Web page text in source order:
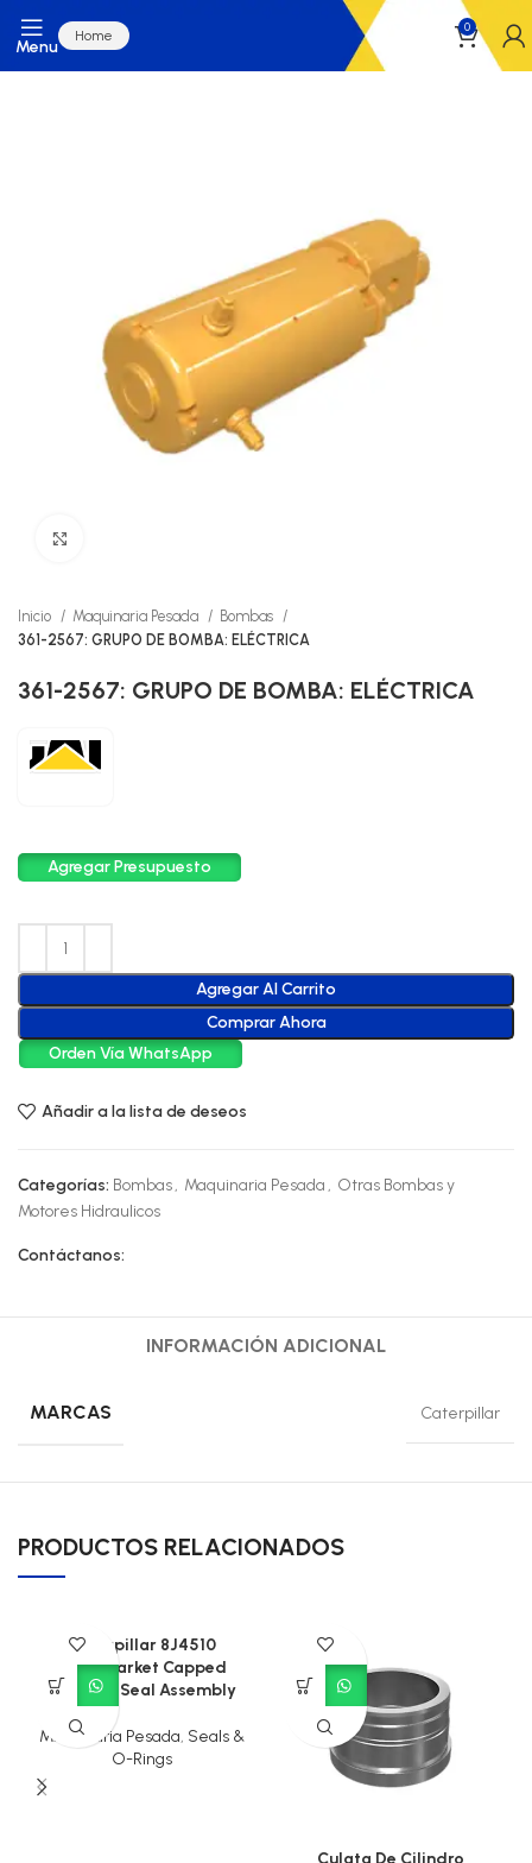
Menu
Home
0
Inicio Maquinaria Pesada
Bombas
361-2567: GRUPO DE BOMBA: ELÉCTRICA
361-2567: GRUPO DE BOMBA: ELÉCTRICA
Agregar Presupuesto
Agregar Al Carrito
Comprar Ahora
Orden Vía WhatsApp
Añadir a la lista de deseos
Categorías: Bombas, Maquinaria Pesada , Otras Bombas y
Motores Hidraulicos
Contáctanos:
INFORMACIÓN ADICIONAL
MARCAS Caterpillar
PRODUCTOS RELACIONADOS
Caterpillar 8J4510
Aftermarket Capped
Piston T-Seal Assembly
Maquinaria Pesada, Seals &
O-Rings